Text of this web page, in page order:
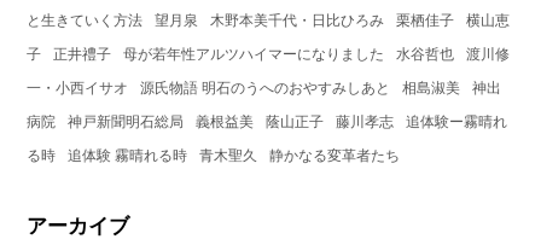
と生きていく方法
望月泉 木野本美千代・日比ひろみ 栗栖佳子
横山恵
子
正井禮子 母が若年性アルツハイマーになりました 水谷哲也
渡川修
一・小西イサオ
源氏物語 明石のうへのおやすみしあと 相島淑美
神出
病院
神戸新聞明石総局 義根益美 蔭山正子 藤川孝志
追体験ー霧晴れ
る時
追体験 霧晴れる時 青木聖久 静かなる変革者たち
アーカイブ